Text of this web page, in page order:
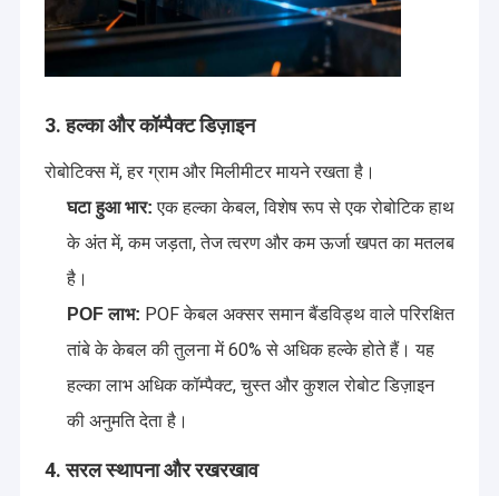
औद्योगिक फाइबर ऑप्टिक केबल
ऑप्टिकल ऑडियो केबल
ऑप्टिकल ऑडियो एडाप्टर
ऑप्टिकल फाइबर सहायक उपकरण
3. हल्का और कॉम्पैक्ट डिज़ाइन
रोबोटिक्स में, हर ग्राम और मिलीमीटर मायने रखता है।
घटा हुआ भार: एक हल्का केबल, विशेष रूप से एक रोबोटिक हाथ
के अंत में, कम जड़ता, तेज त्वरण और कम ऊर्जा खपत का मतलब
है।
POF लाभ: POF केबल अक्सर समान बैंडविड्थ वाले परिरक्षित
तांबे के केबल की तुलना में 60% से अधिक हल्के होते हैं। यह
हल्का लाभ अधिक कॉम्पैक्ट, चुस्त और कुशल रोबोट डिज़ाइन
की अनुमति देता है।
4. सरल स्थापना और रखरखाव